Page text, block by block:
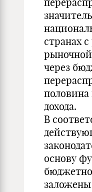
странах
через
половина
дохода.
В
основу